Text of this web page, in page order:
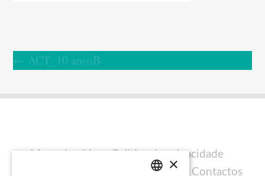
← ACT_10 anosB
Mapa do sítio
Política de privacidade
Ficha técnica Contactos
×